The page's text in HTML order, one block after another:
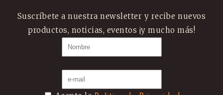
Suscríbete a nuestra newsletter y recibe nuevos
productos, noticias, eventos ¡y mucho más!